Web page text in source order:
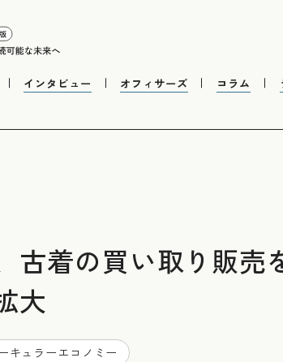
インタビュー オフィサーズ コラム
古着の買い取り販
大
キュラーエコノミー